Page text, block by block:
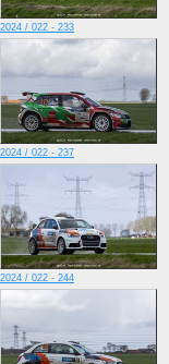
2024 / 022 - 233
2024 / 022 - 237
2024 / 022 - 244